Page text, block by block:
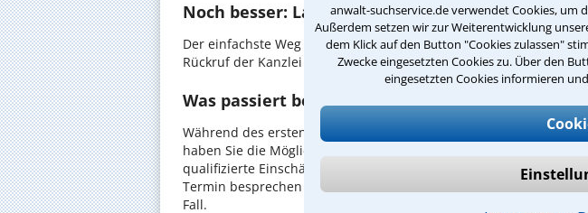
anwalt-suchservice.de verwendet Cookies, um
Außerdem setzen wir zur Weiterentwicklung
dem Klick auf den Button "Cookies zulassen"
Zwecke eingesetzten Cookies zu. Über den
eingesetzten Cookies informieren
Noch besser: Lassen Sie sich zurückrufen
Der einfachste Weg zum Anwalt in Hamm ist es, über unser
Rückruf der Kanzlei anzufordern - probieren Sie es gleich aus.
Was passiert beim anwaltlichen Erstgespräch in
Während des ersten Gesprächs mit Ihrem Rechtsanwalt für
haben Sie die Möglichkeit, in Ruhe den Sachverhalt zu schildern,
qualifizierte Einschätzung zu Ihrem Fall und Ihren
Termin besprechen Sie dann mit Ihrem Anwalt auch die weitere
Fall.